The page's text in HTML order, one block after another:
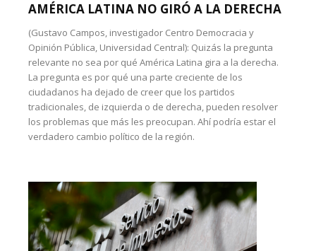
AMÉRICA LATINA NO GIRÓ A LA DERECHA
(Gustavo Campos, investigador Centro Democracia y
Opinión Pública, Universidad Central): Quizás la pregunta
relevante no sea por qué América Latina gira a la derecha.
La pregunta es por qué una parte creciente de los
ciudadanos ha dejado de creer que los partidos
tradicionales, de izquierda o de derecha, pueden resolver
los problemas que más les preocupan. Ahí podría estar el
verdadero cambio político de la región.